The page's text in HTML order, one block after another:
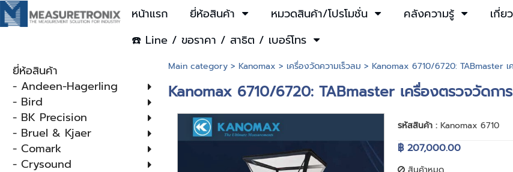
หน้าแรก ยี่ห้อสินค้า หมวดสินค้า/โปรโมชั่น คลังความรู้ เกี่ย
☎️ Line / ขอราคา / สาธิต / เบอร์โทร
ยี่ห้อสินค้า
- Andeen-Hagerling
- Bird
- BK Precision
- Bruel & Kjaer
- Comark
- Crysound
Main category> Kanomax > เครื่องวัดความเร็วลม > Kanomax 6710/6720: TABmaster เ
Kanomax 6710/6720: TABmaster เครื่องตรวจวัดการ
รหัสสินค้า : Kanomax 6710
฿ 207,000.00